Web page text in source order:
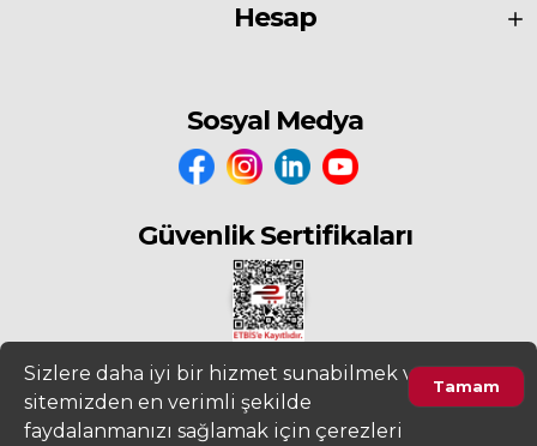
Hesap
Sosyal Medya
Güvenlik Sertifikaları
2022 www.fiyatdeposu.com
Altera Bilgi Teknolojileri LTD. ŞTİ. Her
Hakkı Saklıdır.
Tamam
Sizlere daha iyi bir hizmet sunabilmek ve
sitemizden en verimli şekilde
faydalanmanızı sağlamak için çerezleri